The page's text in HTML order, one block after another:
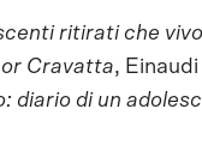
ritirati che
Cravatta, Einaudi
diario di un